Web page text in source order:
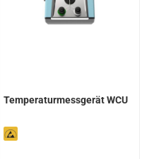
Temperaturmessgerät WCU